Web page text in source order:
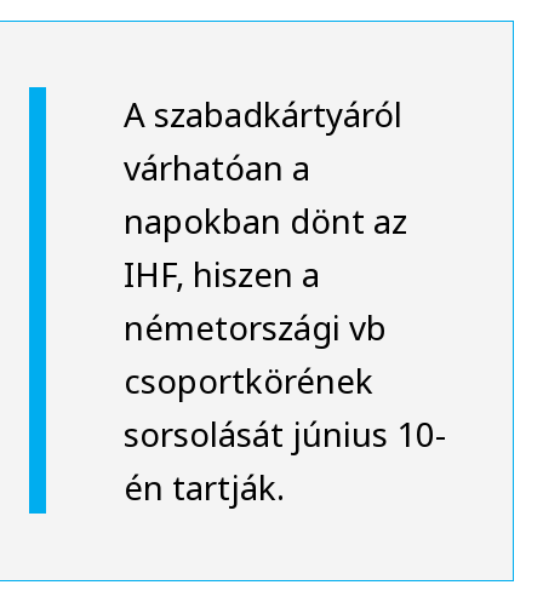
A szabadkártyáról
várhatóan a
napokban dönt az
IHF, hiszen a
németországi vb
csoportkörének
sorsolását június 10-
én tartják.